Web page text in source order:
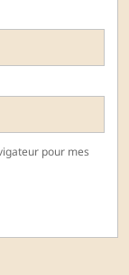
pour mes